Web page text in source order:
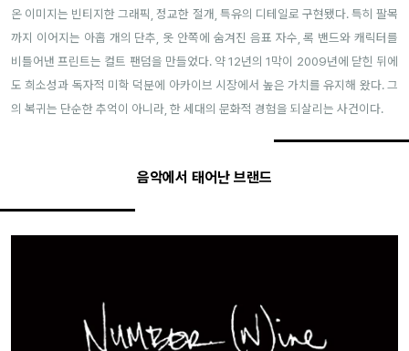
온 이미지는 빈티지한 그래픽, 정교한 절개, 특유의 디테일로 구현됐다. 특히 팔목
까지 이어지는 아홉 개의 단추, 옷 안쪽에 숨겨진 음표 자수, 록 밴드와 캐릭터를
비틀어낸 프린트는 컬트 팬덤을 만들었다. 약 12년의 1막이 2009년에 닫힌 뒤에
도 희소성과 독자적 미학 덕분에 아카이브 시장에서 높은 가치를 유지해 왔다. 그
의 복귀는 단순한 추억이 아니라, 한 세대의 문화적 경험을 되살리는 사건이다.
음악에서 태어난 브랜드